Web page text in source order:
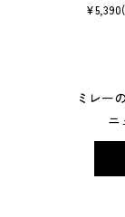
¥5,390
ミレー
ニ